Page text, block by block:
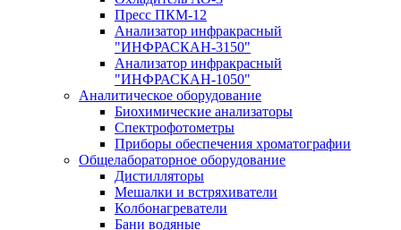
Пресс ПКМ-12
Анализатор инфракрасный
"ИНФРАСКАН-3150"
Анализатор инфракрасный
"ИНФРАСКАН-1050"
Аналитическое оборудование
Биохимические анализаторы
Спектрофотометры
Приборы обеспечения хроматографии
Общелабораторное оборудование
Дистилляторы
Мешалки и встряхиватели
Колбонагреватели
Бани водяные